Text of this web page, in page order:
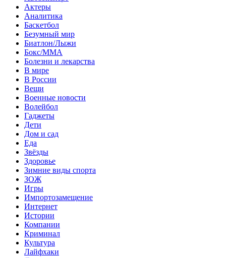
Актеры
Аналитика
Баскетбол
Безумный мир
Биатлон/Лыжи
Бокс/MMA
Болезни и лекарства
В мире
В России
Вещи
Военные новости
Волейбол
Гаджеты
Дети
Дом и сад
Еда
Звёзды
Здоровье
Зимние виды спорта
ЗОЖ
Игры
Импортозамещение
Интернет
Истории
Компании
Криминал
Культура
Лайфхаки